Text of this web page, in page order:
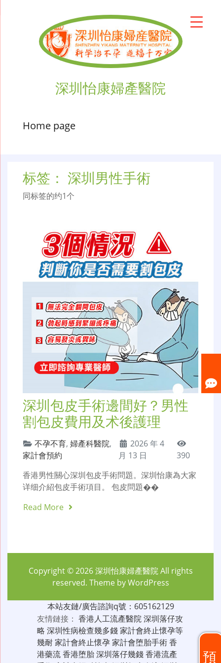
深圳怡康婦產醫院
Home page
标签： 深圳男性手術
同标签的约1个
深圳包皮手術邊間好？男性
割包皮費用及术後護理
不孕不育, 婦產科醫院,
家計會預約
2026 年 4
月 13 日
390
香港男性關心深圳包皮手術問題。深圳怡康為大家
详细介紹包皮手術項目。 包皮問題��
Read More
預
Copyright © 2026深圳怡康婦產醫院All rights
reserved. Theme byWordPress
本站友鏈/廣告諮詢q號：605162129
友情鏈接： 香港人工流產醫院深圳落仔攻
略 深圳性病檢查幾多錢家計會終止懷孕等
幾耐家計會終止懷孕家計會堕胎手術香
港藥流香港堕胎深圳落仔幾錢香港流產